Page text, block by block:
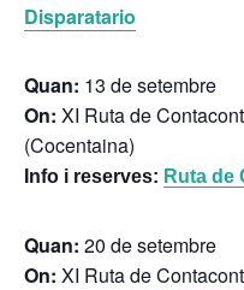
Disparatario
Quan: 13 de setembre
On: XI Ruta de
(Cocentaina)
Info i reserves: Ruta de
Quan: 20 de setembre
On: XI Ruta de